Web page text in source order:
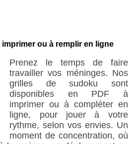
ou à remplir en ligne
Prenez le temps de faire
travailler vos méninges. Nos
grilles de sudoku sont
disponibles en PDF à
imprimer ou à compléter en
ligne, pour jouer à votre
rythme, selon vos envies. Un
moment de concentration, où